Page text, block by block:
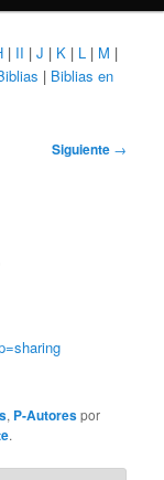
| II |J | K | L | M |
| Biblias en
Siguiente →
, P-Autorespor
.